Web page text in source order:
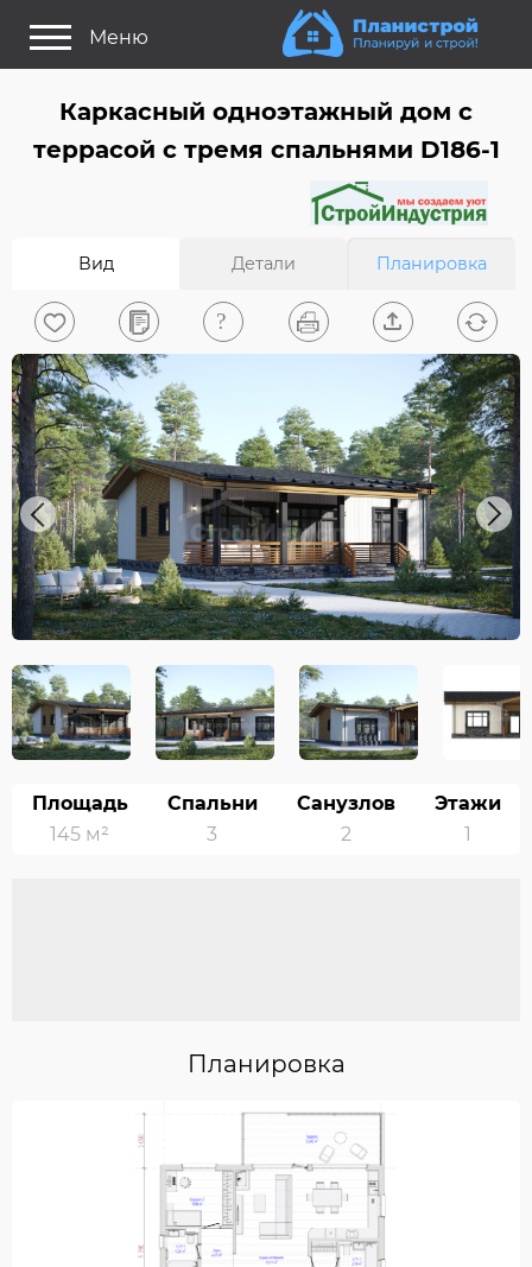
Меню
Как выбрать планировку?
Найти архитектора
На главную
0
Вход/Регистрация
Каркасный одноэтажный дом c
террасой с тремя спальнями D186-1
Вид Детали Планировка
Previous Next
Площадь
145 м²
Спальни
3
Санузлов
2
Этажи
1
Планировка